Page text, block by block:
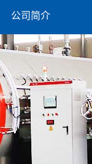
公司简介